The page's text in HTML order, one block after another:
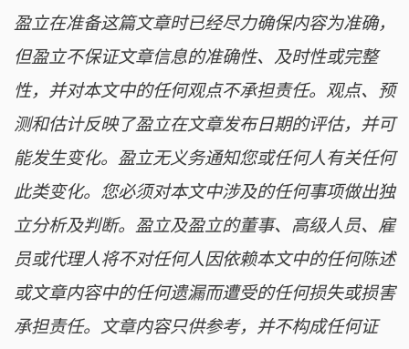
盈立在准备这篇文章时已经尽力确保内容为准确，
但盈立不保证文章信息的准确性、及时性或完整
性，并对本文中的任何观点不承担责任。观点、预
测和估计反映了盈立在文章发布日期的评估，并可
能发生变化。盈立无义务通知您或任何人有关任何
此类变化。您必须对本文中涉及的任何事项做出独
立分析及判断。盈立及盈立的董事、高级人员、雇
员或代理人将不对任何人因依赖本文中的任何陈述
或文章内容中的任何遗漏而遭受的任何损失或损害
承担责任。文章内容只供参考，并不构成任何证